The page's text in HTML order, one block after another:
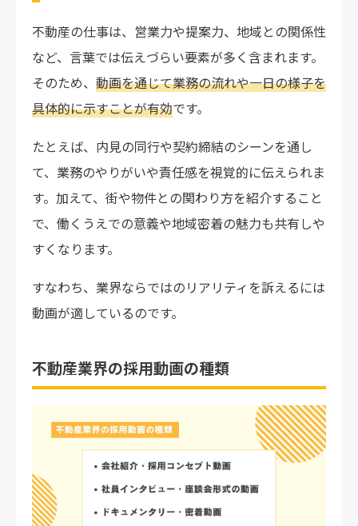
不動産の仕事は、営業力や提案力、地域との関係性
など、言葉では伝えづらい要素が多く含まれます。
そのため、 動画を通じて業務の流れや一日の様子を
具体的に示すことが有効です。
たとえば、内見の同行や契約締結のシーンを通し
て、業務のやりがいや責任感を視覚的に伝えられま
す。加えて、街や物件との関わり方を紹介すること
で、働くうえでの意義や地域密着の魅力も共有しや
すくなります。
すなわち、業界ならではのリアリティを訴えるには
動画が適しているのです。
不動産業界の採用動画の種類